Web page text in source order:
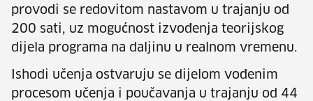
provodi se redovitom nastavom u trajanju od
200 sati, uz mogućnost izvođenja teorijskog
dijela programa na daljinu u realnom vremenu.
Ishodi učenja ostvaruju se dijelom vođenim
procesom učenja i poučavanja u trajanju od 44